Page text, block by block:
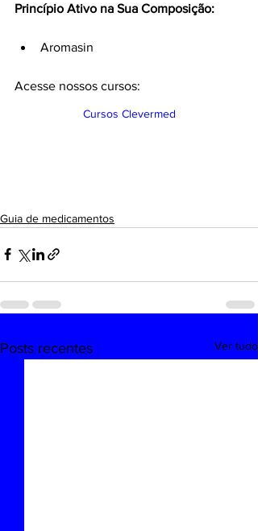
Princípio Ativo na Sua Composição:
Aromasin
Acesse nossos cursos:
Cursos Clevermed
Guia de medicamentos
Posts recentes Ver tudo